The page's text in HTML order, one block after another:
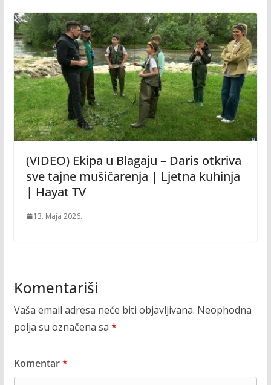
(VIDEO) Ekipa u Blagaju – Daris otkriva
sve tajne mušičarenja | Ljetna kuhinja
| Hayat TV
13. Maja 2026.
Komentariši
Vaša email adresa neće biti objavljivana. Neophodna
polja su označena sa *
Komentar*